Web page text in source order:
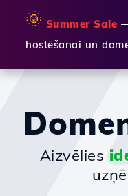
🌞 Summer Sale
hostēšanai un
Aizvēlies